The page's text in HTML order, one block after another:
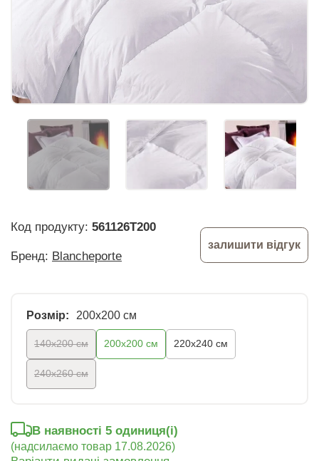
Код продукту: 561126T200
Бренд: Blancheporte
залишити відгук
Розмір: 200x200 см
140х200 см 200x200 см 220х240 см
240х260 см
В наявності 5 oдиниця(і)
(надсилаємо товар 17.08.2026)